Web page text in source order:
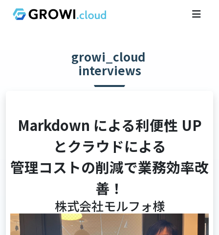
growi_cloud
interviews
Markdown による利便性 UP
とクラウドによる
管理コストの削減で業務効率改
善！
株式会社モルフォ様